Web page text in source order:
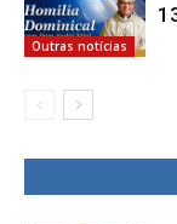
Outras notícias